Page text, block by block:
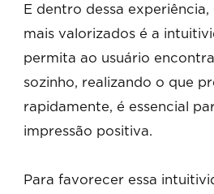
E dentro dessa
mais valorizados é a
permita ao usuário
sozinho, realizando o que
rapidamente, é essencial
impressão positiva.
Para favorecer essa